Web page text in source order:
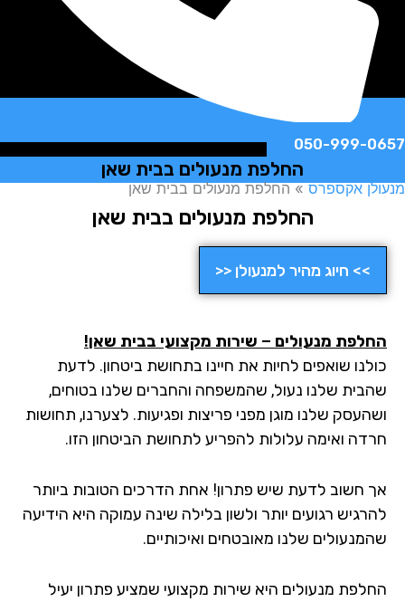
050-999-
החלפת מנעולים בבית שאן
אקספרס»החלפת מנעולים בבית שאן
החלפת מנעולים בבית שאן
>> חיוג מהיר למנעולן <<
מנעולים – שירות מקצועי בבית שאן
שואפים לחיות את חיינו בתחושת ביטחון. לדעת
שלנו נעול, שהמשפחה והחברים שלנו בטוחים,
שלנו מוגן מפני פריצות ופגיעות. לצערנו, תחושות
ואימה עלולות להפריע לתחושת הביטחון הזו.
חשוב לדעת שיש פתרון! אחת הדרכים הטובות ביותר
רגועים יותר ולשון בלילה שינה עמוקה היא הידיעה
שלנו מאובטחים ואיכותיים.
מנעולים היא שירות מקצועי שמציע פתרון יעיל